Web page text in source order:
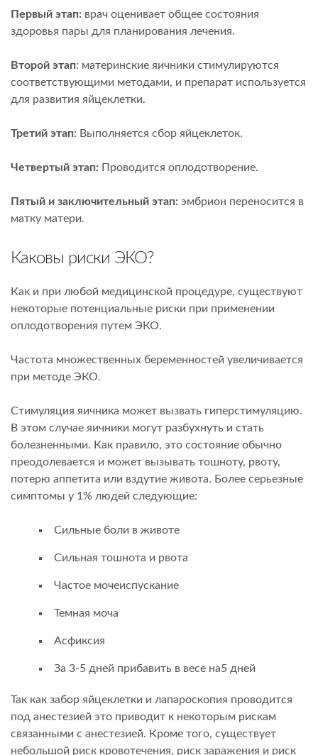
Первый этап: врач оценивает общее состояния
здоровья пары для планирования лечения.
Второй этап: материнские яичники стимулируются
соответствующими методами, и препарат используется
для развития яйцеклетки.
Третий этап: Выполняется сбор яйцеклеток.
Четвертый этап: Проводится оплодотворение.
Пятый и заключительный этап: эмбрион переносится в
матку матери.
Каковы риски ЭКО?
Как и при любой медицинской процедуре, существуют
некоторые потенциальные риски при применении
оплодотворения путем ЭКО.
Частота множественных беременностей увеличивается
при методе ЭКО.
Стимуляция яичника может вызвать гиперстимуляцию.
В этом случае яичники могут разбухнуть и стать
болезненными. Как правило, это состояние обычно
преодолевается и может вызывать тошноту, рвоту,
потерю аппетита или вздутие живота. Более серьезные
симптомы у 1% людей следующие:
Сильные боли в животе
Сильная тошнота и рвота
Частое мочеиспускание
Темная моча
Асфиксия
За 3-5 дней прибавить в весе на5 дней
Так как забор яйцеклетки и лапароскопия проводится
под анестезией это приводит к некоторым рискам
связанными с анестезией. Кроме того, существует
небольшой риск кровотечения, риск заражения и риск